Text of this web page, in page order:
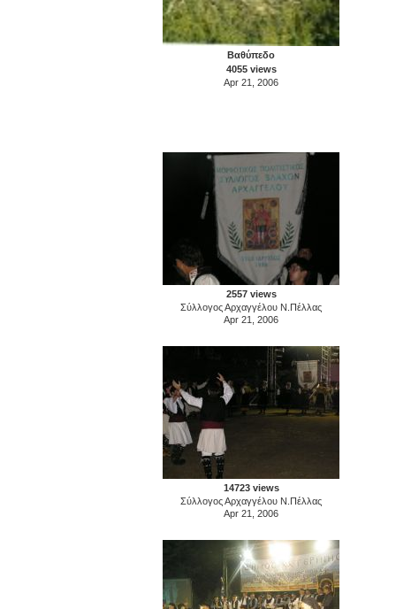
Βαθύπεδο
4055 views
Apr 21, 2006
2557 views
Σύλλογος Αρχαγγέλου Ν.Πέλλας
Apr 21, 2006
14723 views
Σύλλογος Αρχαγγέλου Ν.Πέλλας
Apr 21, 2006